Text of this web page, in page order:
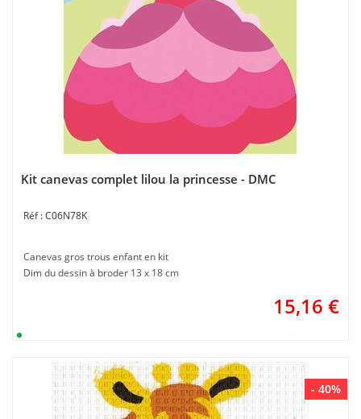
Kit canevas complet lilou la princesse - DMC
C06N78K
Canevas gros trous enfant en kit
Dim du dessin à broder 13 x 18 cm
15,16 €
- 40%